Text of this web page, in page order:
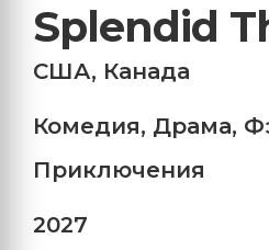
Splendid
США, Канада
Комедия, Драма,
Приключения
2027